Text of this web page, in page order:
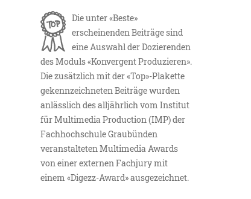
Die unter «Beste»
erscheinenden Beiträge sind
eine Auswahl der Dozierenden
des Moduls «Konvergent Produzieren».
Die zusätzlich mit der «Top»-Plakette
gekennzeichneten Beiträge wurden
anlässlich des alljährlich vom Institut
für Multimedia Production (IMP) der
Fachhochschule Graubünden
veranstalteten Multimedia Awards
von einer externen Fachjury mit
einem «Digezz-Award» ausgezeichnet.